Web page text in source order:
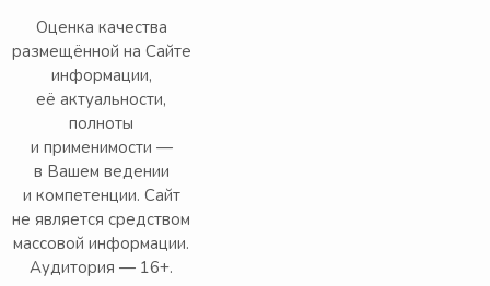
Оценка качества
размещённой на Сайте
информации,
её актуальности,
полноты
и применимости —
в Вашем ведении
и компетенции. Сайт
не является средством
массовой информации.
Аудитория — 16+.